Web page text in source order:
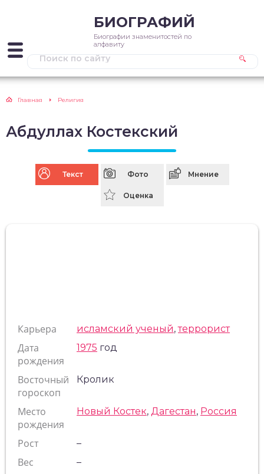
БИОГРАФИЙ
Биографии знаменитостей по
алфавиту
Главная Религия
Абдуллах Костекский
Текст Фото Мнение
Оценка
Карьера исламский ученый,террорист
Дата
рождения
1975 год
Восточный
гороскоп
Кролик
Место
рождения
Новый Костек, Дагестан, Россия
Рост –
Вес –